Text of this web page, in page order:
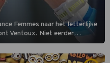
Femmes naar het letterlijke
Ventoux. Niet eerder
op deze kale col uit de
slotklim is vlak.